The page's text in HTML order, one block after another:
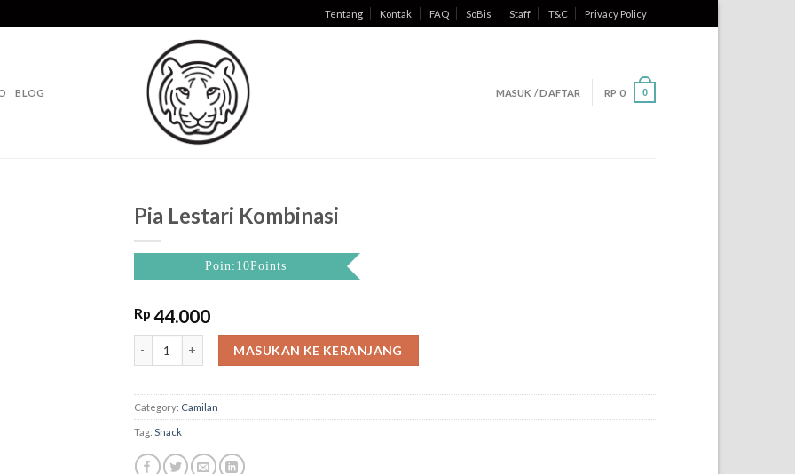
Tentang Kontak FAQ SoBis Staff T&C Privacy Policy
BLOG MASUK / DAFTAR RP 0 0
Pia Lestari Kombinasi
Poin:10Points
Rp 44.000
MASUKAN KE KERANJANG
Category: Camilan
Tag: Snack